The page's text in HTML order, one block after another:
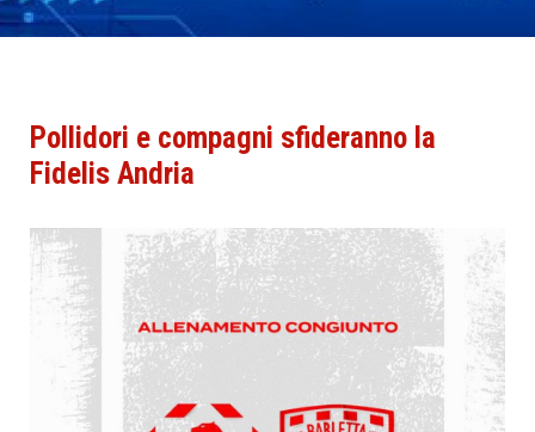
Pollidori e compagni sfideranno la
Fidelis Andria